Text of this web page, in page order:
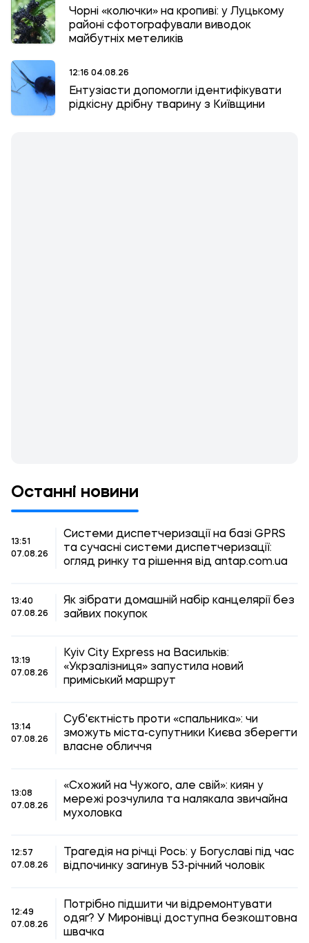
Чорні «колючки» на кропиві: у Луцькому
районі сфотографували виводок
майбутніх метеликів
12:16 04.08.26
Ентузіасти допомогли ідентифікувати
рідкісну дрібну тварину з Київщини
Останні новини
13:51
07.08.26
Системи диспетчеризації на базі GPRS
та сучасні системи диспетчеризації:
огляд ринку та рішення від antap.com.ua
13:40
07.08.26
Як зібрати домашній набір канцелярії без
зайвих покупок
13:19
07.08.26
Kyiv City Express на Васильків:
«Укрзалізниця» запустила новий
приміський маршрут
13:14
07.08.26
Суб'єктність проти «спальника»: чи
зможуть міста-супутники Києва зберегти
власне обличчя
13:08
07.08.26
«Схожий на Чужого, але свій»: киян у
мережі розчулила та налякала звичайна
мухоловка
12:57
07.08.26
Трагедія на річці Рось: у Богуславі під час
відпочинку загинув 53-річний чоловік
12:49
07.08.26
Потрібно підшити чи відремонтувати
одяг? У Миронівці доступна безкоштовна
швачка